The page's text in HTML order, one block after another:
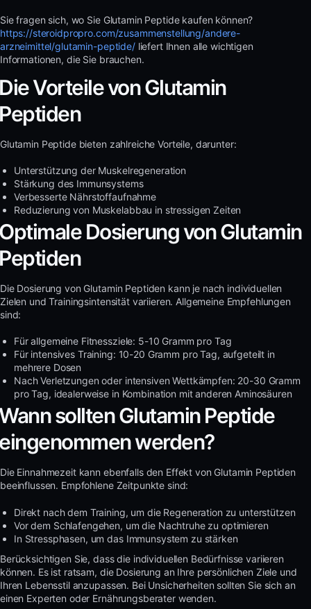
Sie fragen sich, wo Sie Glutamin Peptide kaufen können?
https://steroidpropro.com/zusammenstellung/andere-
arzneimittel/glutamin-peptide/liefert Ihnen alle wichtigen
Informationen, die Sie brauchen.
Vorteile von Glutamin
Glutamin Peptide bieten zahlreiche Vorteile, darunter:
Unterstützung der Muskelregeneration
Stärkung des Immunsystems
Verbesserte Nährstoffaufnahme
Reduzierung von Muskelabbau in stressigen Zeiten
Dosierung von Glutamin
Die Dosierung von Glutamin Peptiden kann je nach individuellen
Zielen und Trainingsintensität variieren. Allgemeine Empfehlungen
sind:
Für allgemeine Fitnessziele: 5-10 Gramm pro Tag
Für intensives Training: 10-20 Gramm pro Tag, aufgeteilt in
mehrere Dosen
Nach Verletzungen oder intensiven Wettkämpfen: 20-30 Gramm
pro Tag, idealerweise in Kombination mit anderen Aminosäuren
sollten Glutamin Peptide
werden?
Die Einnahmezeit kann ebenfalls den Effekt von Glutamin Peptiden
beeinflussen. Empfohlene Zeitpunkte sind:
Direkt nach dem Training, um die Regeneration zu unterstützen
Vor dem Schlafengehen, um die Nachtruhe zu optimieren
In Stressphasen, um das Immunsystem zu stärken
Berücksichtigen Sie, dass die individuellen Bedürfnisse variieren
können. Es ist ratsam, die Dosierung an Ihre persönlichen Ziele und
Ihren Lebensstil anzupassen. Bei Unsicherheiten sollten Sie sich an
einen Experten oder Ernährungsberater wenden.